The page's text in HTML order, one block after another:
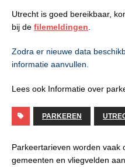
Utrecht is goed bereikbaar,
bij de filemeldingen
Zodra er nieuwe data
informatie aanvullen.
Lees ook Informatie over
PARKEREN
Parkeertarieven worden vaak
gemeenten en vliegvelden